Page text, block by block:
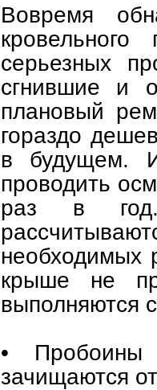
Вовремя
серьезных
сгнившие и
плановый
гораздо
в будущем.
проводить
раз в
необходимых
крыше не
выполняются
• Пробоины
зачищаются